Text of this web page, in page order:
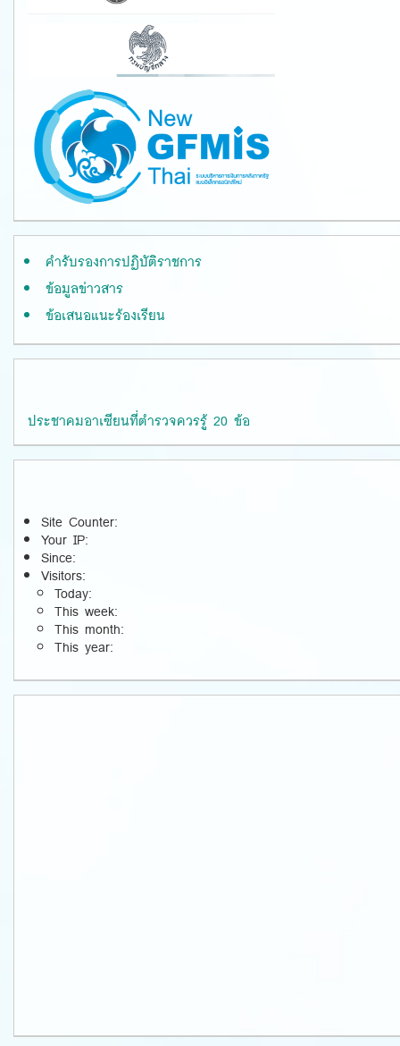
คำรับรองการปฏิบัติราชการ
ข้อมูลข่าวสาร
ข้อเสนอแนะร้องเรียน
ประชาคมอาเซียนที่ตำรวจควรรู้ 20 ข้อ
Site Counter:
Your IP:
Since:
Visitors:
Today:
This week:
This month:
This year: